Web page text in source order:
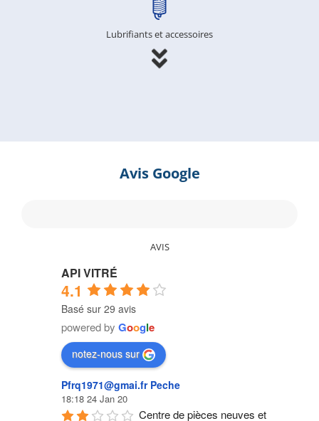
Lubrifiants et accessoires
Avis Google
AVIS
API VITRÉ
4.1
Basé sur 29 avis
powered by Google
notez-nous sur
Pfrq1971@gmai.fr Peche
18:18 24 Jan 20
Centre de pièces neuves et